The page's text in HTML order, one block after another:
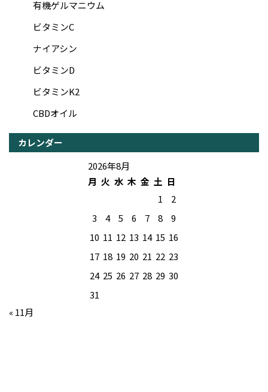
有機ゲルマニウム
ビタミンC
ナイアシン
ビタミンD
ビタミンK2
CBDオイル
カレンダー
2026年8月
月 火 水 木 金 土 日
1
2
3
4 5 6 7 8
9
10 11 12 13 14 15 16
17 18 19 20 21 22 23
24 25 26 27 28 29 30
31
« 11月